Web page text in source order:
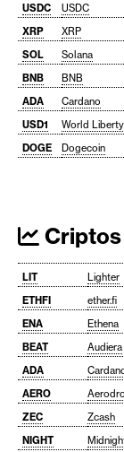
USDC
USDC
XRP
XRP
SOL
Solana
BNB
BNB
ADA
Cardano
USD1
World
DOGE
Dogecoin
LIT Lighter
ETHFI
ether.fi
ENA
Ethena
BEAT
Audiera
ADA
AERO
ZEC
Zcash
NIGHT